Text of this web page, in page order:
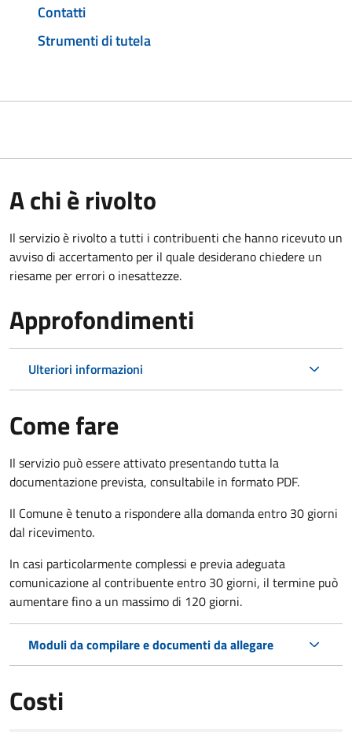
Contatti
Strumenti di tutela
A chi è rivolto
Il servizio è rivolto a tutti i contribuenti che hanno ricevuto un
avviso di accertamento per il quale desiderano chiedere un
riesame per errori o inesattezze.
Approfondimenti
Ulteriori informazioni
Come fare
Il servizio può essere attivato presentando tutta la
documentazione prevista, consultabile in formato PDF.
Il Comune è tenuto a rispondere alla domanda entro 30 giorni
dal ricevimento.
In casi particolarmente complessi e previa adeguata
comunicazione al contribuente entro 30 giorni, il termine può
aumentare fino a un massimo di 120 giorni.
Moduli da compilare e documenti da allegare
Costi